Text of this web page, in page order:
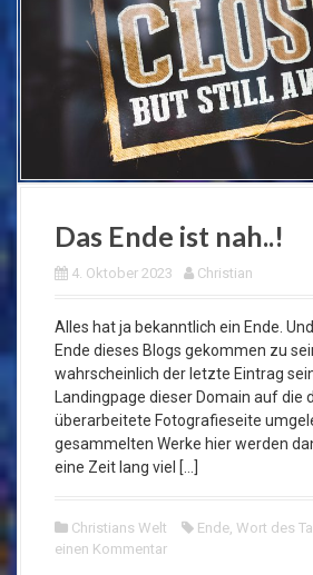
Das Ende ist nah..!
4. Oktober 2023 Christian
Alles hat ja bekanntlich ein Ende.
Ende dieses Blogs gekommen zu
wahrscheinlich der letzte Eintrag
Landingpage dieser Domain auf die
überarbeitete Fotografieseite
gesammelten Werke hier werden
eine Zeit lang viel […]
Christians Welt Ende, Wort des
einen Kommentar